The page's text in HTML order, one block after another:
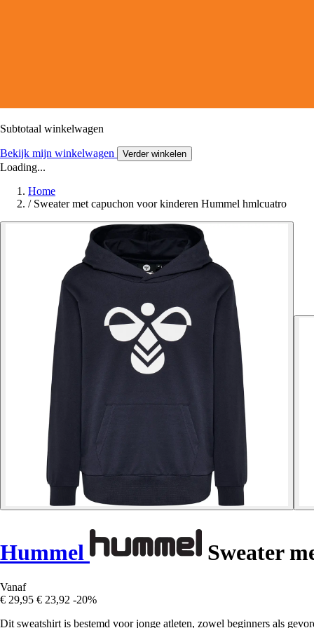
Subtotaal winkelwagen
Bekijk mijn winkelwagen Verder winkelen
Loading...
Home
/ Sweater met capuchon voor kinderen Hummel hmlcuatro
Hummel Sweater
Vanaf
€ 29,95 € 23,92 -20%
Dit sweatshirt is bestemd voor jonge atleten, zowel beginners als